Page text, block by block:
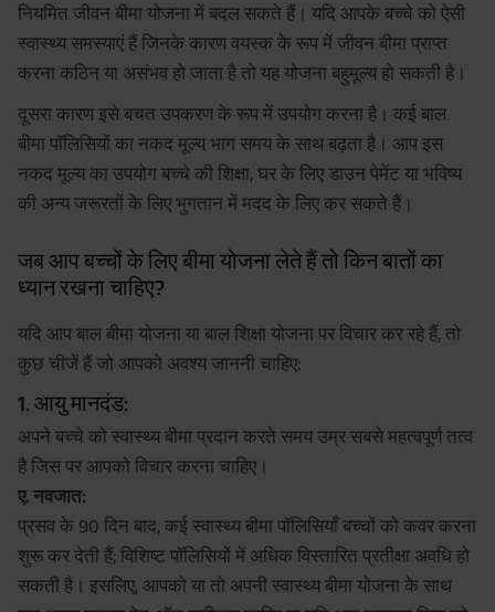
नियमित जीवन बीमा योजना में बदल सकते हैं। यदि आपके बच्चे को ऐसी
स्वास्थ्य समस्याएं हैं जिनके कारण वयस्क के रूप में जीवन बीमा प्राप्त
करना कठिन या असंभव हो जाता है तो यह योजना बहुमूल्य हो सकती है।
दूसरा कारण इसे बचत उपकरण के रूप में उपयोग करना है। कई बाल
बीमा पॉलिसियों का नकद मूल्य भाग समय के साथ बढ़ता है। आप इस
नकद मूल्य का उपयोग बच्चे की शिक्षा, घर के लिए डाउन पेमेंट या भविष्य
की अन्य जरूरतों के लिए भुगतान में मदद के लिए कर सकते हैं।
जब आप बच्चों के लिए बीमा योजना लेते हैं तो किन बातों का
ध्यान रखना चाहिए?
यदि आप बाल बीमा योजना या बाल शिक्षा योजना पर विचार कर रहे हैं, तो
कुछ चीजें हैं जो आपको अवश्य जाननी चाहिए:
1. आयु मानदंड:
अपने बच्चे को स्वास्थ्य बीमा प्रदान करते समय उम्र सबसे महत्वपूर्ण तत्व
है जिस पर आपको विचार करना चाहिए।
ए. नवजात:
प्रसव के 90 दिन बाद, कई स्वास्थ्य बीमा पॉलिसियाँ बच्चों को कवर करना
शुरू कर देती हैं; विशिष्ट पॉलिसियों में अधिक विस्तारित प्रतीक्षा अवधि हो
सकती है। इसलिए, आपको या तो अपनी स्वास्थ्य बीमा योजना के साथ